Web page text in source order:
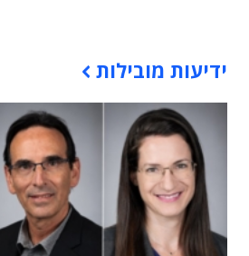
ידיעות מובילות